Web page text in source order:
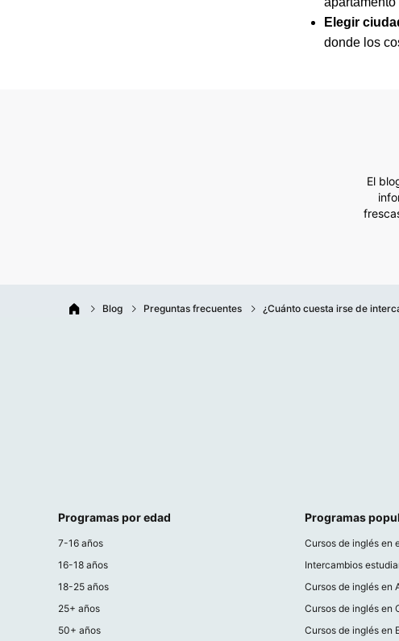
Elegir
donde los
El
Blog Preguntas frecuentes ¿Cuánto cuesta irse de
Programas por edad
7-16 años
16-18 años
18-25 años
25+ años
50+ años
Programas
Cursos de inglés en
Intercambios
Cursos de inglés en
Cursos de inglés en
Cursos de inglés en